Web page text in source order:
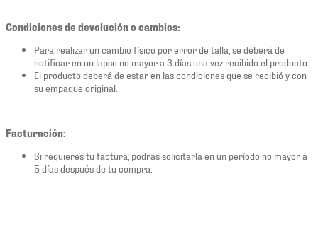
Condiciones de devolución o cambios:
Para realizar un cambio físico por error de talla, se deberá de
notificar en un lapso no mayor a 3 días una vez recibido el producto.
El producto deberá de estar en las condiciones que se recibió y con
su empaque original.
Facturación:
Si requieres tu factura, podrás solicitarla en un período no mayor a
5 días después de tu compra.